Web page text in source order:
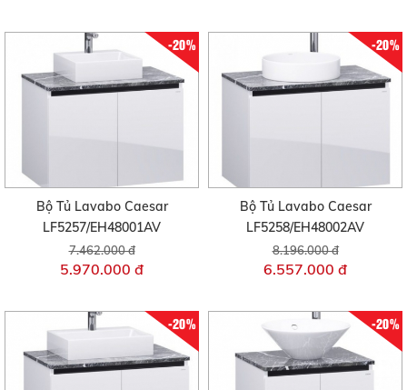
-20%
Bộ Tủ Lavabo Caesar
LF5257/EH48001AV
7.462.000 đ
5.970.000 đ
-20%
Bộ Tủ Lavabo Caesar
LF5258/EH48002AV
8.196.000 đ
6.557.000 đ
-20% -20%